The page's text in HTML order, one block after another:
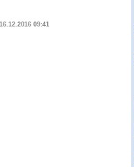
16.12.2016 09:41